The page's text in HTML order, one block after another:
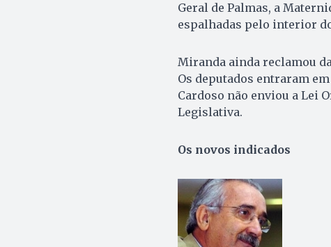
Geral de Palmas, a
espalhadas pelo interior
Miranda ainda reclamou
Os deputados entraram
Cardoso não enviou a Lei
Legislativa.
Os novos indicados